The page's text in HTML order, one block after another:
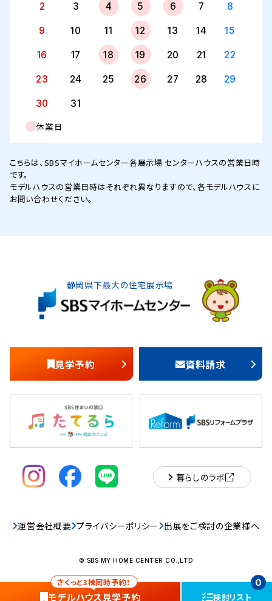
さくっと3棟同時予約！
モデルハウス見学予約 検討リスト
0
2 3 4 5 6 7 8
9 10 11 12 13 14 15
16 17 18 19 20 21 22
23 24 25 26 27 28 29
30 31
休業日
こちらは、SBSマイホームセンター各展示場 センターハウスの営業日時
です。
モデルハウスの営業日時はそれぞれ異なりますので、各モデルハウスに
お問い合わせください。
静岡県下最大の住宅展示場
見学予約 資料請求
暮らしのラボ
運営会社概要 プライバシーポリシー 出展をご検討の企業様へ
© SBS MY HOME CENTER CO.,LTD